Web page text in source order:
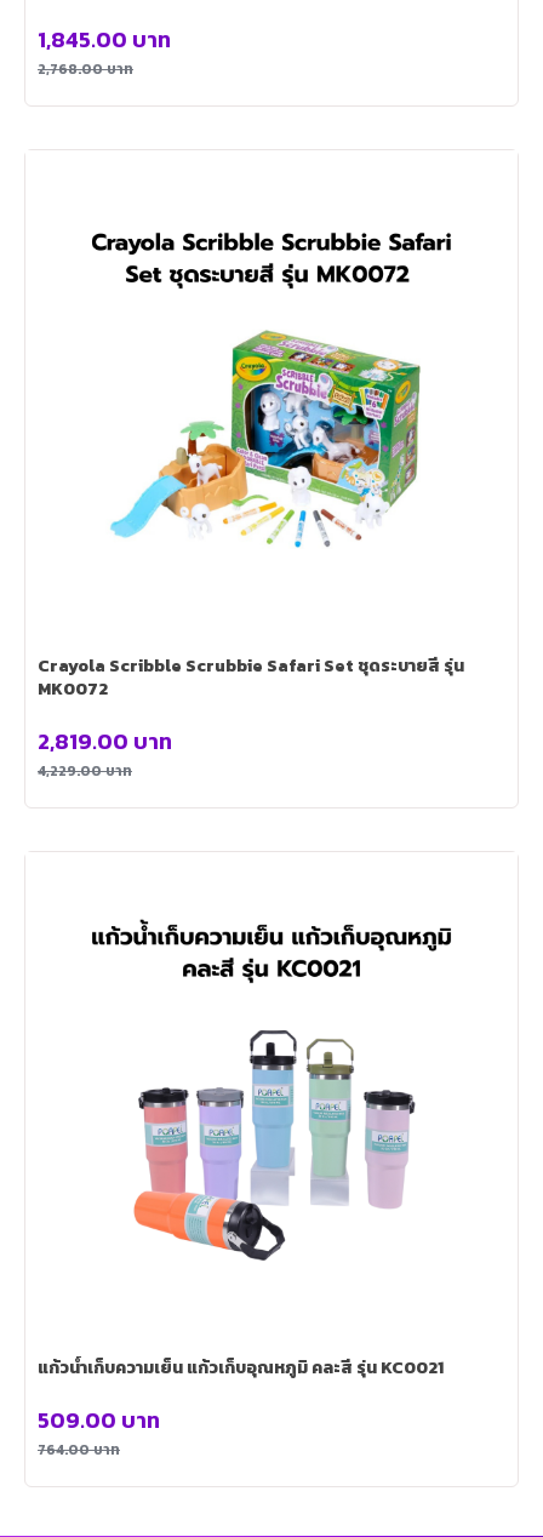
2,768.00บาท
1,845.00 บาท
Crayola Scribble Scrubbie Safari Set ชุดระบายสี รุ่น
MK0072
4,229.00บาท
2,819.00 บาท
แก้วน้ำเก็บความเย็น แก้วเก็บอุณหภูมิ คละสี รุ่น KC0021
764.00บาท
509.00 บาท